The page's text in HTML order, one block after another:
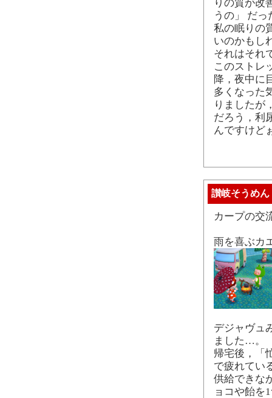
りの質が改
うの」 だ
私の眠りの
いのかもし
それはそれ
このストレ
降，夜中に
多くなった
りましたが
だろう，利
んですけど
讃岐そうめん
カープの交
雨を喜ぶカ
デジャヴュ
ました…。
帰宅後，「
で疲れてい
供給できな
ョコや飴を